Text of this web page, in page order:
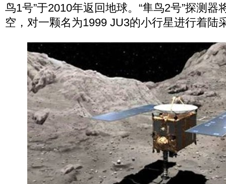
鸟1号”于2010年返回地球。“隼鸟2号”探测器
空，对一颗名为1999 JU3的小行星进行着陆